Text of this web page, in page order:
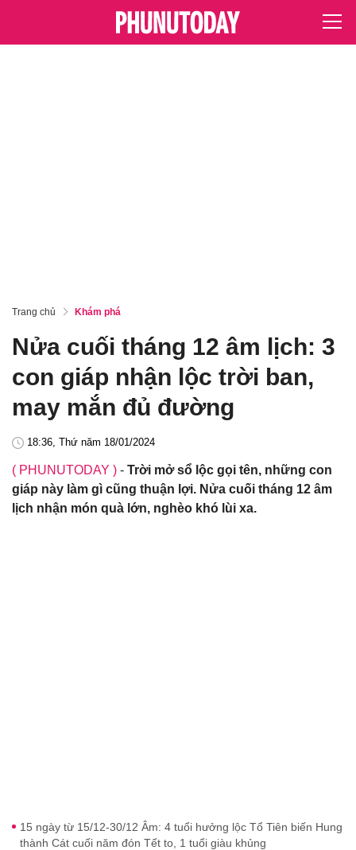
Trang chủ Khám phá
Nửa cuối tháng 12 âm lịch: 3
con giáp nhận lộc trời ban,
may mắn đủ đường
18:36, Thứ năm 18/01/2024
( PHUNUTODAY ) - Trời mở sổ lộc gọi tên, những con
giáp này làm gì cũng thuận lợi. Nửa cuối tháng 12 âm
lịch nhận món quà lớn, nghèo khó lùi xa.
15 ngày từ 15/12-30/12 Âm: 4 tuổi hưởng lộc Tổ Tiên biến Hung
thành Cát cuối năm đón Tết to, 1 tuổi giàu khủng